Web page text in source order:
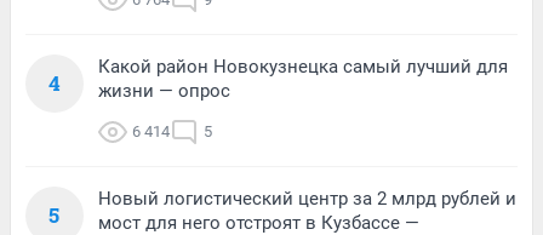
4
Какой район Новокузнецка самый лучший для
жизни — опрос
6 414 5
5
Новый логистический центр за 2 млрд рублей и
мост для него отстроят в Кузбассе —